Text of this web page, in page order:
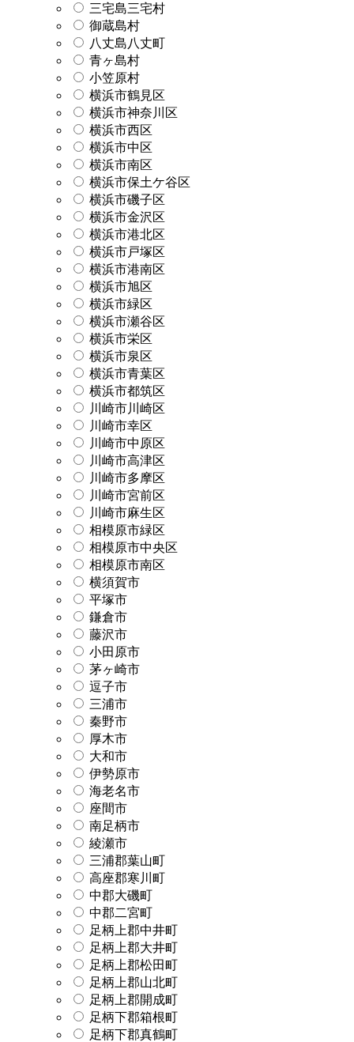
三宅島三宅村
御蔵島村
八丈島八丈町
青ヶ島村
小笠原村
横浜市鶴見区
横浜市神奈川区
横浜市西区
横浜市中区
横浜市南区
横浜市保土ケ谷区
横浜市磯子区
横浜市金沢区
横浜市港北区
横浜市戸塚区
横浜市港南区
横浜市旭区
横浜市緑区
横浜市瀬谷区
横浜市栄区
横浜市泉区
横浜市青葉区
横浜市都筑区
川崎市川崎区
川崎市幸区
川崎市中原区
川崎市高津区
川崎市多摩区
川崎市宮前区
川崎市麻生区
相模原市緑区
相模原市中央区
相模原市南区
横須賀市
平塚市
鎌倉市
藤沢市
小田原市
茅ヶ崎市
逗子市
三浦市
秦野市
厚木市
大和市
伊勢原市
海老名市
座間市
南足柄市
綾瀬市
三浦郡葉山町
高座郡寒川町
中郡大磯町
中郡二宮町
足柄上郡中井町
足柄上郡大井町
足柄上郡松田町
足柄上郡山北町
足柄上郡開成町
足柄下郡箱根町
足柄下郡真鶴町